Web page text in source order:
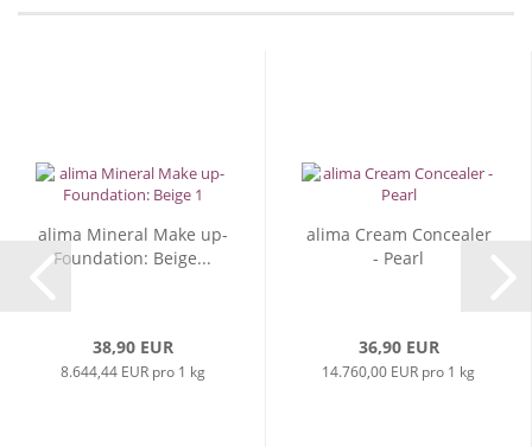
alima Mineral Make up-
Foundation: Beige...
38,90 EUR
8.644,44 EUR pro 1 kg
alima Cream Concealer
- Pearl
36,90 EUR
14.760,00 EUR pro 1 kg